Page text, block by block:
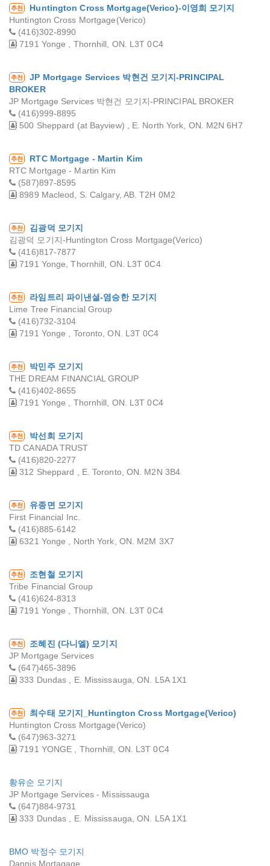
추천
Huntington Cross Mortgage(Verico)-이영희 모기지
Huntington Cross Mortgage(Verico)
(416)302-8990
7191 Yonge , Thornhill, ON. L3T 0C4
추천
JP Mortgage Services 박현건 모기지-PRINCIPAL
BROKER
JP Mortgage Services 박현건 모기지-PRINCIPAL BROKER
(416)999-8895
500 Sheppard (at Bayview) , E. North York, ON. M2N 6H7
추천
RTC Mortgage - Martin Kim
RTC Mortgage - Martin Kim
(587)897-8595
8989 Macleod, S. Calgary, AB. T2H 0M2
추천
김광덕 모기지
김광덕 모기지-Huntington Cross Mortgage(Verico)
(416)817-7877
7191 Yonge, Thornhill, ON. L3T 0C4
추천
라임트리 파이낸셜-염승한 모기지
Lime Tree Financial Group
(416)732-3104
7191 Yonge , Toronto, ON. L3T 0C4
추천
박민주 모기지
THE DREAM FINANCIAL GROUP
(416)402-8655
7191 Yonge , Thornhill, ON. L3T 0C4
추천
박선희 모기지
TD CANADA TRUST
(416)820-2277
312 Sheppard , E. Toronto, ON. M2N 3B4
추천
유종면 모기지
First Financial Inc.
(416)885-6142
6321 Yonge , North York, ON. M2M 3X7
추천
조현철 모기지
Tribe Financial Group
(416)624-8313
7191 Yonge , Thornhill, ON. L3T 0C4
추천
조혜진 (다니엘) 모기지
JP Mortgage Services
(647)465-3896
333 Dundas , E. Mississauga, ON. L5A 1X1
추천
최수태 모기지_Huntington Cross Mortgage(Verico)
Huntington Cross Mortgage(Verico)
(647)963-3271
7191 YONGE , Thornhill, ON. L3T 0C4
황유순 모기지
JP Mortgage Services - Mississauga
(647)884-9731
333 Dundas , E. Mississauga, ON. L5A 1X1
BMO 박정수 모기지
Dannis Mortagage